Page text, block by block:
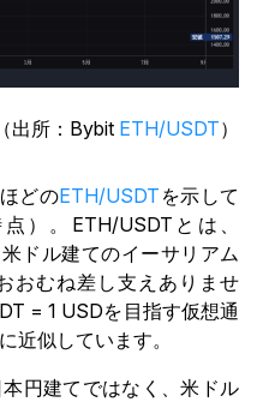
（出所：Bybit ETH/USDT）
どのETH/USDT を示して
）。ETH/USDTとは、
ドル建てのイーサリアム
おむね差し支えありませ
= 1 USDを目指す仮想通
近似しています。
円建てではなく、米ドル